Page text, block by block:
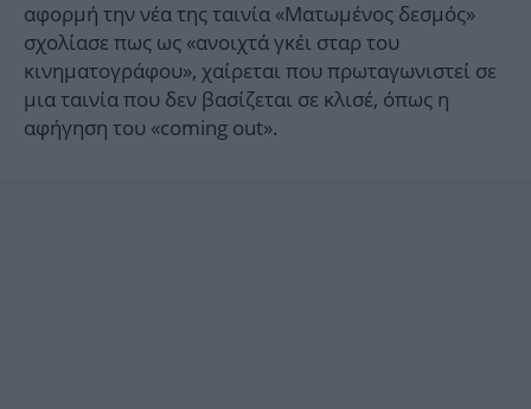
αφορμή την νέα της ταινία «Ματωμένος δεσμός»
σχολίασε πως ως «ανοιχτά γκέι σταρ του
κινηματογράφου», χαίρεται που πρωταγωνιστεί σε
μια ταινία που δεν βασίζεται σε κλισέ, όπως η
αφήγηση του «coming out».